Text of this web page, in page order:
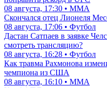
08 августа, 17:30 • ММА
Скончался отец Лионеля
08 августа, 17:06 • Футбол
Дастан Сатпаев в заявке
смотреть трансляцию?
08 августа, 16:28 • Футбол
Как травма Рахмонова
чемпиона из США
08 августа, 16:10 • ММА